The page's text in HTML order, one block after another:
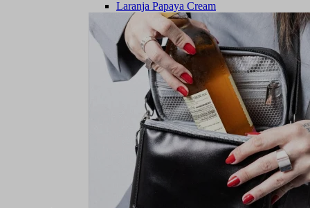
Laranja Papaya Cream